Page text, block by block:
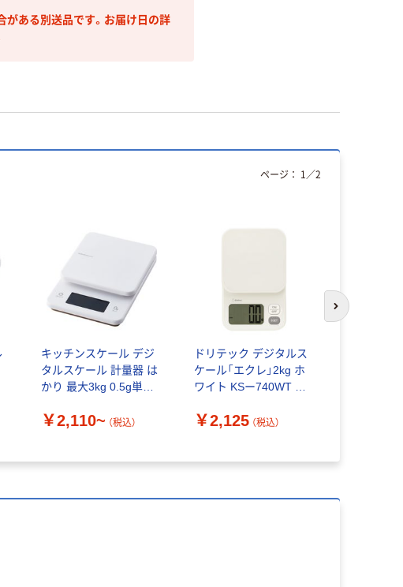
がある別送品です。お届け日の詳
キッチンスケール デジ
タルスケール 計量器 は
かり 最大3kg 0.5g単位
￥2,110~ （税込）
ドリテック デジタルス
ケール「エクレ」2kg ホ
ワイト KSー740WT キ
￥2,125 （税込）
ページ： 1 ／2
次のスライド